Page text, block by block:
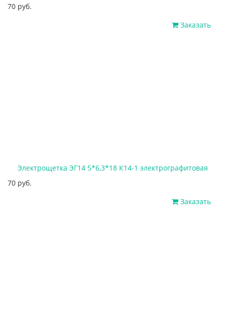
70 руб.
Заказать
Электрощетка ЭГ14 5*6,3*18 К14-1 электрографитовая
70 руб.
Заказать